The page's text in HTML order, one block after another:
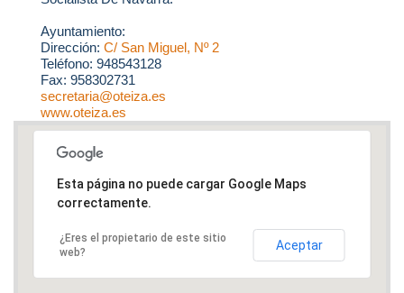
Ayuntamiento:
Dirección: C/ San Miguel, Nº 2
Teléfono: 948543128
Fax: 958302731
secretaria@oteiza.es
www.oteiza.es
Esta página no puede cargar Google Maps
correctamente.
¿Eres el propietario de este sitio
web?
Aceptar